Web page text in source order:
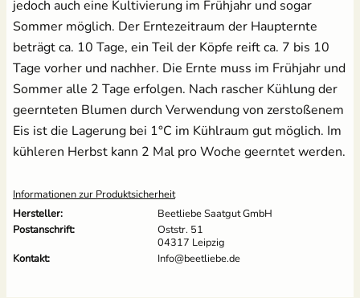
jedoch auch eine Kultivierung im Frühjahr und sogar
Sommer möglich. Der Erntezeitraum der Haupternte
beträgt ca. 10 Tage, ein Teil der Köpfe reift ca. 7 bis 10
Tage vorher und nachher. Die Ernte muss im Frühjahr und
Sommer alle 2 Tage erfolgen. Nach rascher Kühlung der
geernteten Blumen durch Verwendung von zerstoßenem
Eis ist die Lagerung bei 1°C im Kühlraum gut möglich. Im
kühleren Herbst kann 2 Mal pro Woche geerntet werden.
Informationen zur Produktsicherheit
Hersteller:
Beetliebe Saatgut GmbH
Postanschrift:
Oststr. 51
04317 Leipzig
Kontakt:
Info@beetliebe.de